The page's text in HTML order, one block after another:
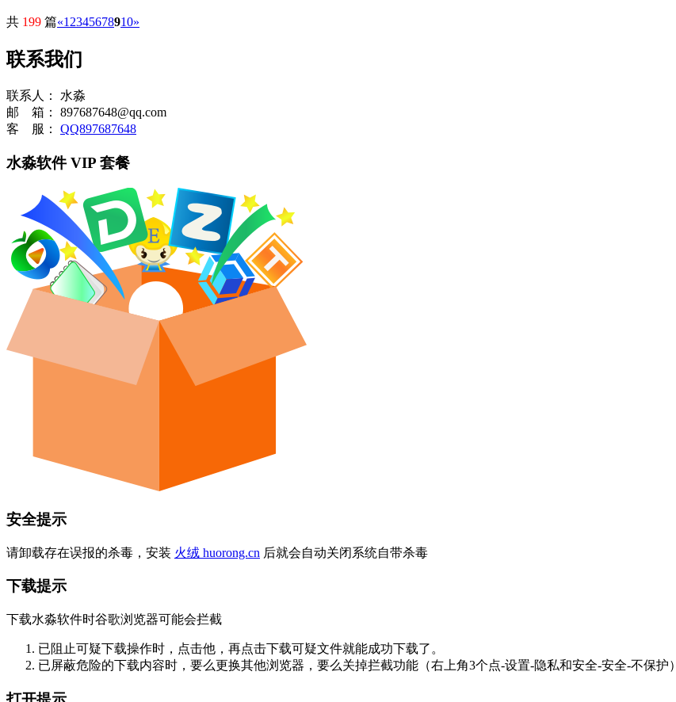
共 199 篇«1 2345678910»
联系我们
联系人：
水淼
邮 箱：
897687648@qq.com
客 服：
QQ897687648
水淼软件 VIP 套餐
安全提示
请卸载存在误报的杀毒，安装 火绒 huorong.cn 后就会自动关闭系统自带杀毒
下载提示
下载水淼软件时谷歌浏览器可能会拦截
已阻止可疑下载操作时，点击他，再点击下载可疑文件就能成功下载了。
已屏蔽危险的下载内容时，要么更换其他浏览器，要么关掉拦截功能（右上角3个点-设置-隐私和安全-安全-不保护）